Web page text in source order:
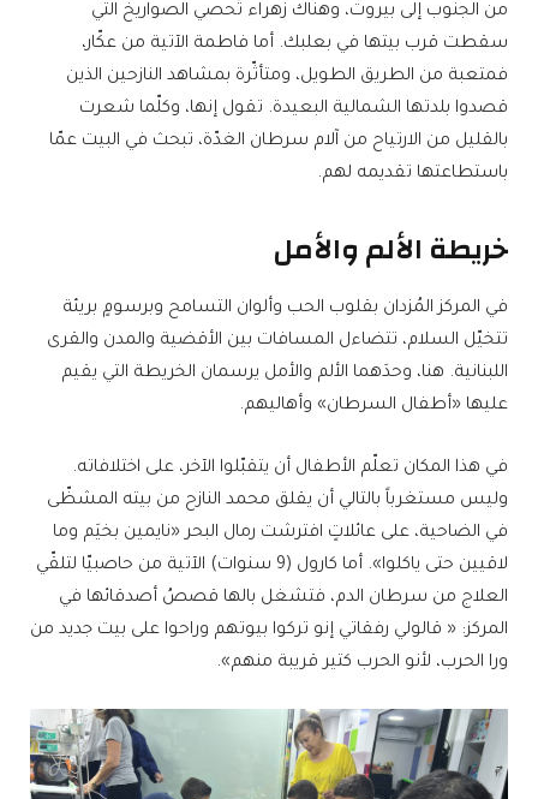
من الجنوب إلى بيروت، وهناك زهراء تُحصي الصواريخ التي
سقطت قرب بيتها في بعلبك. أما فاطمة الآتية من عكّار،
فمتعبة من الطريق الطويل، ومتأثّرة بمشاهد النازحين الذين
قصدوا بلدتها الشمالية البعيدة. تقول إنها، وكلّما شعرت
بالقليل من الارتياح من آلام سرطان الغدّة، تبحث في البيت عمّا
باستطاعتها تقديمه لهم.
خريطة الألم والأمل
في المركز المُزدان بقلوب الحب وألوان التسامح وبرسومٍ بريئة
تتخيّل السلام، تتضاءل المسافات بين الأقضية والمدن والقرى
اللبنانية. هنا، وحدَهما الألم والأمل يرسمان الخريطة التي يقيم
عليها «أطفال السرطان» وأهاليهم.
في هذا المكان تعلّم الأطفال أن يتقبّلوا الآخر، على اختلافاته.
وليس مستغرباً بالتالي أن يقلق محمد النازح من بيته المشظّى
في الضاحية، على عائلاتٍ افترشت رمال البحر «نايمين بخيَم وما
لاقيين حتى ياكلوا». أما كارول (9 سنوات) الآتية من حاصبيّا لتلقّي
العلاج من سرطان الدم، فتشغل بالها قصصُ أصدقائها في
المركز: « قالولي رفقاتي إنو تركوا بيوتهم وراحوا على بيت جديد من
ورا الحرب، لأنو الحرب كتير قريبة منهم».